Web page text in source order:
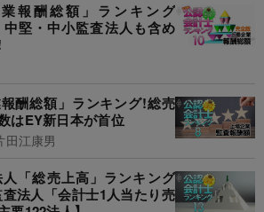
報酬総額」ランキング
中堅・中小監査法人も含め
酬総額」ランキング!総売
はEY新日本が首位
田江康男
人「総売上高」ランキング
査法人「会計士1人当たり売